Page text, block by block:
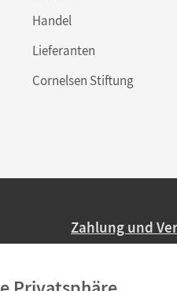
Handel
Lieferanten
Cornelsen Stiftung
Zahlung und